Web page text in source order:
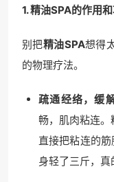
1. 精油SPA的作用
别把精油SPA想得
的物理疗法。
疏通经络，缓
畅，肌肉粘连
直接把粘连的
身轻了三斤，真